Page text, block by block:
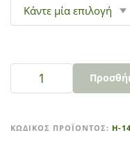
t
ΚΩΔΙΚΌΣ ΠΡΟΪΌΝΤΟΣ: Η-